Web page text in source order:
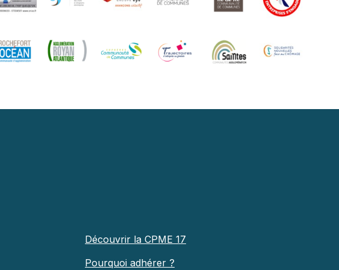
Découvrir la CPME 17
Pourquoi adhérer ?